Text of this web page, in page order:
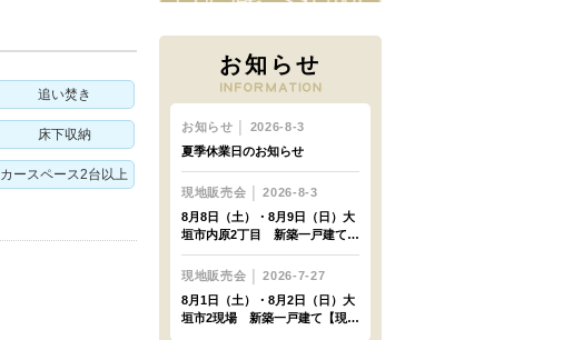
追い焚き
床下収納
カースペース2台以上
お知らせ